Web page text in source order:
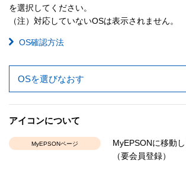
を選択してください。
（注）対応していないOSは表示されません。
OS確認方法
OSを選びなおす
アイコンについて
MyEPSONページ
MyEPSONに移動
（要会員登録）